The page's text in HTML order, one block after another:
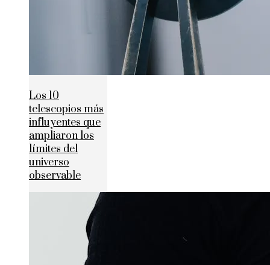
Los 10
telescopios más
influyentes que
ampliaron los
límites del
universo
observable